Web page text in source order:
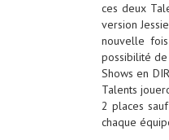
ces deux
version
nouvelle
possibilité
Shows en
Talents
2 places
chaque